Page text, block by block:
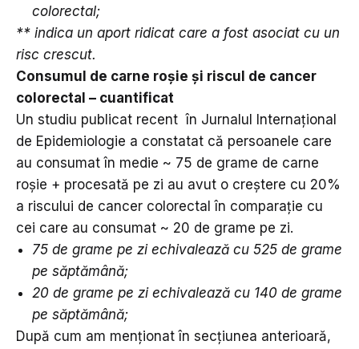
colorectal;
** indica un aport ridicat care a fost asociat cu un
risc crescut.
Consumul de carne roșie și riscul de cancer
colorectal – cuantificat
Un studiu publicat recent în Jurnalul Internațional
de Epidemiologie a constatat că persoanele care
au consumat în medie ~ 75 de grame de carne
roșie + procesată pe zi au avut o creștere cu 20%
a riscului de cancer colorectal în comparație cu
cei care au consumat ~ 20 de grame pe zi.
75 de grame pe zi echivalează cu 525 de grame
pe săptămână;
20 de grame pe zi echivalează cu 140 de grame
pe săptămână;
După cum am menționat în secțiunea anterioară,